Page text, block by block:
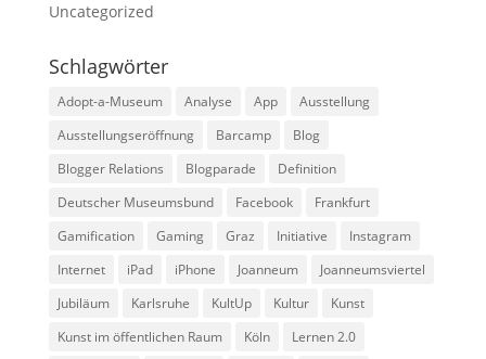
Uncategorized
Schlagwörter
Adopt-a-Museum Analyse App
Ausstellung
Ausstellungseröffnung
Barcamp
Blog
Blogger Relations
Blogparade
Definition
Deutscher Museumsbund
Facebook
Frankfurt
Gamification
Gaming Graz Initiative
Instagram
Internet
iPad iPhone Joanneum
Joanneumsviertel
Jubiläum
Karlsruhe KultUp Kultur
Kunst
Kunst im öffentlichen Raum
Köln
Lernen 2.0